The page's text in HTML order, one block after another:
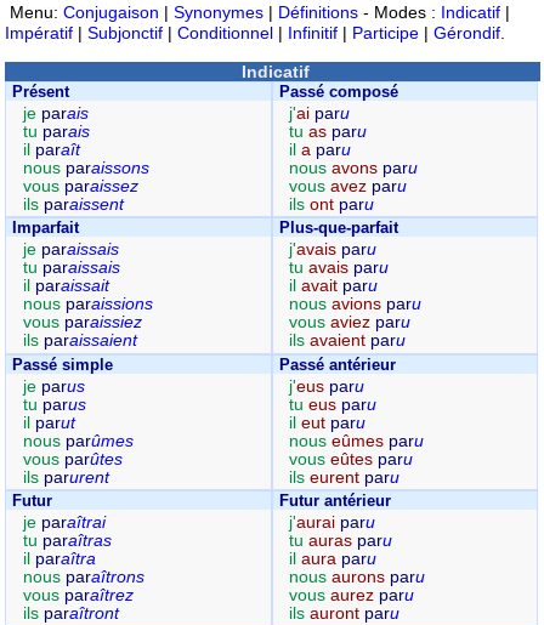
Menu: Conjugaison | Synonymes | Définitions - Modes : Indicatif |
Impératif | Subjonctif | Conditionnel | Infinitif | Participe | Gérondif
Indicatif
Présent
je parais
tu parais
il paraît
nous paraissons
vous paraissez
ils paraissent
Passé composé
j'ai paru
tuas paru
ila paru
nousavons paru
vousavez paru
ilsont paru
Imparfait
je paraissais
tu paraissais
il paraissait
nous paraissions
vous paraissiez
ils paraissaient
Plus-que-parfait
j'avais paru
tuavais paru
ilavait paru
nousavions paru
vousaviez paru
ilsavaient paru
Passé simple
je parus
tu parus
il parut
nous parûmes
vous parûtes
ils parurent
Passé antérieur
j'eus paru
tueus paru
ileut paru
nouseûmes paru
vouseûtes paru
ilseurent paru
Futur
je paraîtrai
tu paraîtras
il paraîtra
nous paraîtrons
vous paraîtrez
ils paraîtront
Futur antérieur
j'aurai paru
tuauras paru
ilaura paru
nousaurons paru
vousaurez paru
ilsauront paru